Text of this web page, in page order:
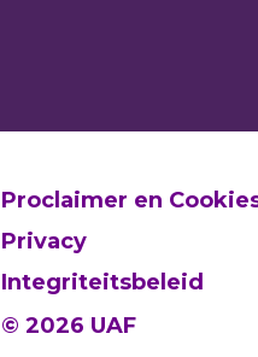
Proclaimer en
Privacy
Integriteitsbeleid
© 2026 UAF